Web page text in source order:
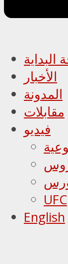
الأخبار
المدونة
مقابلات
فيديو
UFC
English